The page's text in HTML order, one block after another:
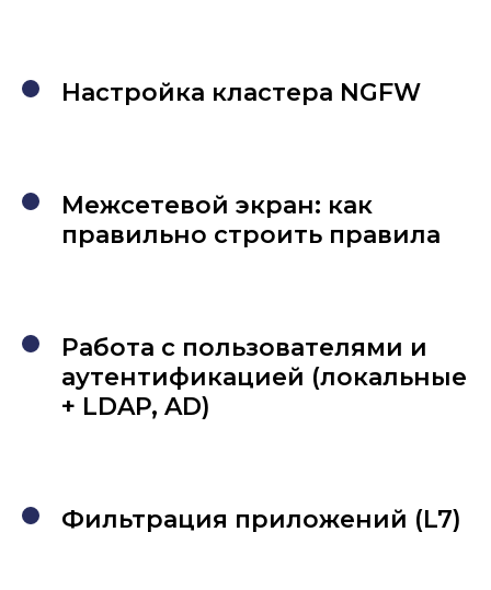
Настройка кластера NGFW
Межсетевой экран: как
правильно строить правила
Работа с пользователями и
аутентификацией (локальные
+ LDAP, AD)
Фильтрация приложений (L7)